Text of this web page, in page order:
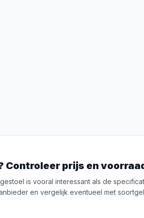
Controleer prijs en
is vooral interessant als de
en vergelijk eventueel met